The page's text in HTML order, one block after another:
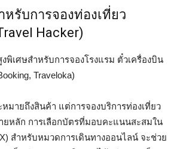
หรับการจองท่องเที่ยว
Hacker)
พิเศษสำหรับการจองโรงแรม ตั๋วเครื่องบิน
Traveloka)
มายถึงสินค้า แต่การจองบริการท่องเที่ยว
ยหลัก การเลือกบัตรที่มอบคะแนนสะสมใน
สำหรับหมวดการเดินทางออนไลน์ จะช่วย